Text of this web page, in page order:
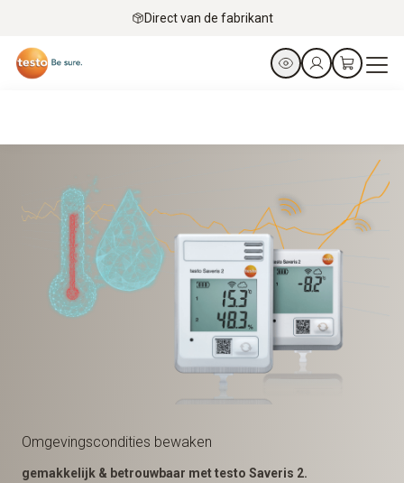
Direct van de fabrikant
Omgevingscondities bewaken
gemakkelijk & betrouwbaar met testo Saveris 2.